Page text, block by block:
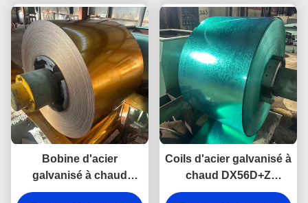
Bobine d'acier
galvanisé à chaud
zingué, bobine d'acier
Coils d'acier galvanisé à
chaud DX56D+Z
Roofing laminé à froid